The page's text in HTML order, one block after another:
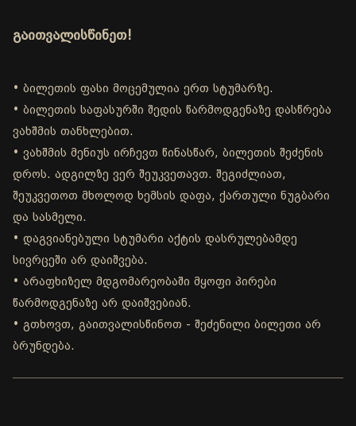
გაითვალისწინეთ!
• ბილეთის ფასი მოცემულია ერთ სტუმარზე.
• ბილეთის საფასურში შედის წარმოდგენაზე დასწრება
ვახშმის თანხლებით.
• ვახშმის მენიუს ირჩევთ წინასწარ, ბილეთის შეძენის
დროს. ადგილზე ვერ შეუკვეთავთ. შეგიძლიათ,
შეუკვეთოთ მხოლოდ ხემსის დაფა, ქართული ნუგბარი
და სასმელი.
• დაგვიანებული სტუმარი აქტის დასრულებამდე
სივრცეში არ დაიშვება.
• არაფხიზელ მდგომარეობაში მყოფი პირები
წარმოდგენაზე არ დაიშვებიან.
• გთხოვთ, გაითვალისწინოთ - შეძენილი ბილეთი არ
ბრუნდება.